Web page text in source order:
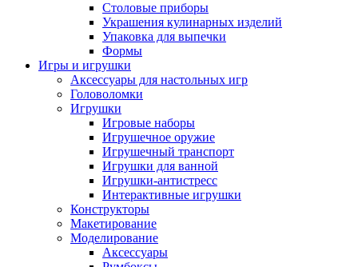
Столовые приборы
Украшения кулинарных изделий
Упаковка для выпечки
Формы
Игры и игрушки
Аксессуары для настольных игр
Головоломки
Игрушки
Игровые наборы
Игрушечное оружие
Игрушечный транспорт
Игрушки для ванной
Игрушки-антистресс
Интерактивные игрушки
Конструкторы
Макетирование
Моделирование
Аксессуары